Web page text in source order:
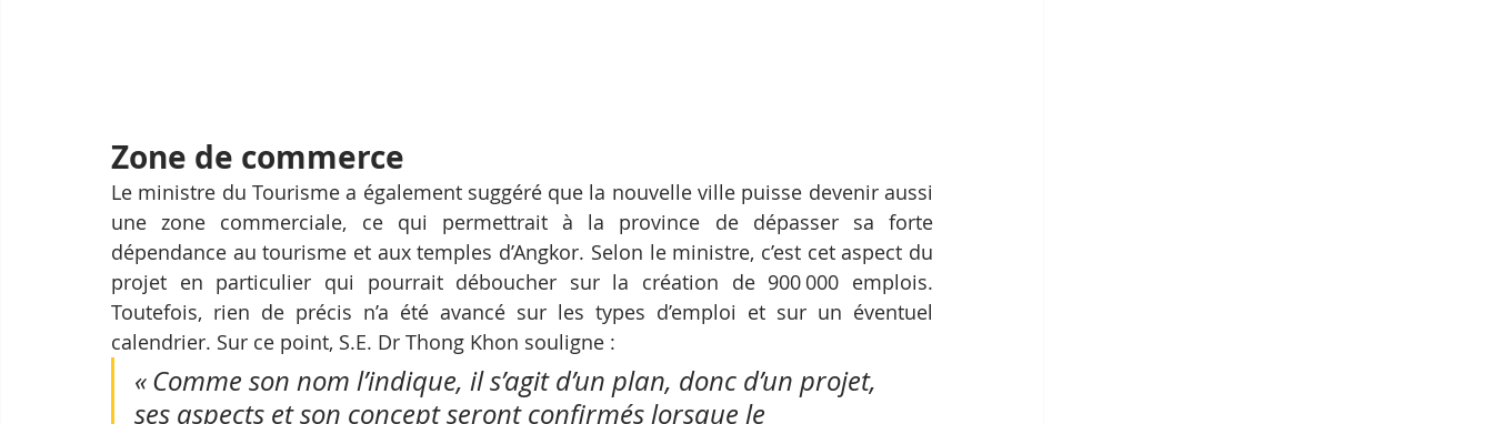
Zone de commerce
Le ministre du Tourisme a également suggéré que la nouvelle ville puisse devenir aussi
une zone commerciale, ce qui permettrait à la province de dépasser sa forte
dépendance au tourisme et aux temples d’Angkor. Selon le ministre, c’est cet aspect du
projet en particulier qui pourrait déboucher sur la création de 900 000 emplois.
Toutefois, rien de précis n’a été avancé sur les types d’emploi et sur un éventuel
calendrier. Sur ce point, S.E. Dr Thong Khon souligne :
« Comme son nom l’indique, il s’agit d’un plan, donc d’un projet,
ses aspects et son concept seront confirmés lorsque le